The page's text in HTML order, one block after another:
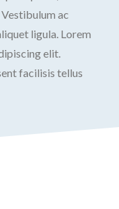
ac
ligula. Lorem
elit.
facilisis tellus